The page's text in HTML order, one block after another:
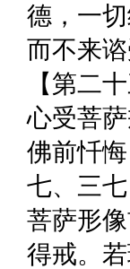
德，一
而不来
【第二
心受菩
佛前忏
七、三
菩萨形
得戒。